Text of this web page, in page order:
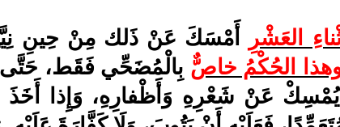
العَشْرِ أَمْسَكَ عَنْ ذَلك مِنْ حِينِ
الحُكْمُ خاصٌّ بِالْمُضَحِّي فَقَط، حَتَّى
يُمْسِكْ عَنْ شَعْرِهِ وَأَظْفارِهِ، وَإِذا